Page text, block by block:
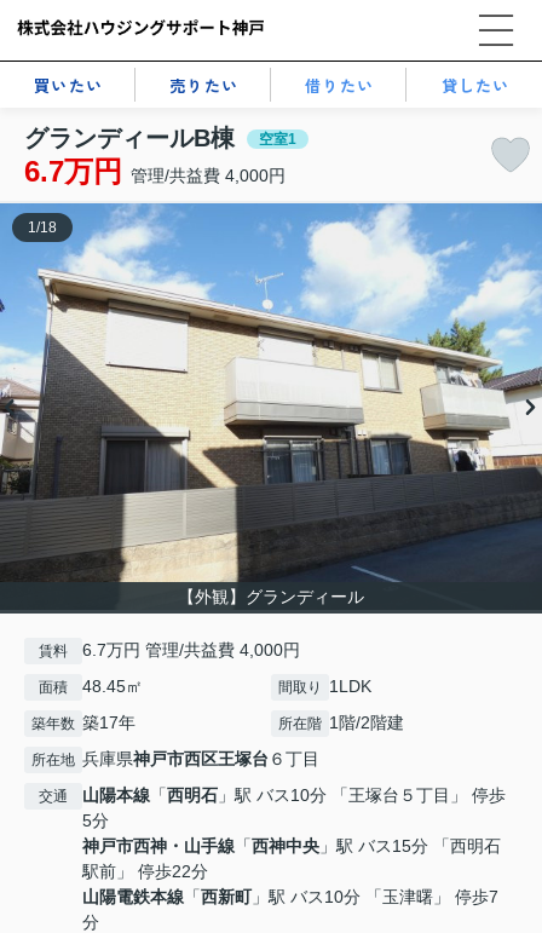
買いたい 売りたい 借りたい 貸したい
グランディールB棟 空室1
6.7万円 管理/共益費 4,000円
【外観】グランディール
1/18
賃料 6.7万円 管理/共益費 4,000円
面積 48.45㎡ 間取り 1LDK
築年数 築17年 所在階 1階/2階建
所在地 兵庫県神戸市西区王塚台 ６丁目
交通 山陽本線 「西明石 」駅 バス10分 「王塚台５丁目」 停歩
5分
神戸市西神・山手線 「西神中央 」駅 バス15分 「西明石
駅前」 停歩22分
山陽電鉄本線 「西新町」駅 バス10分 「玉津曙」 停歩7
分